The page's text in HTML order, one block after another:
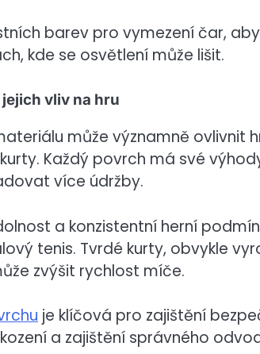
barev pro vymezení čar,
kde se osvětlení může lišit.
vliv na hru
může významně ovlivnit
Každý povrch má své
více údržby.
a konzistentní herní
tenis. Tvrdé kurty, obvykle
zvýšit rychlost míče.
je klíčová pro zajištění
a zajištění správného